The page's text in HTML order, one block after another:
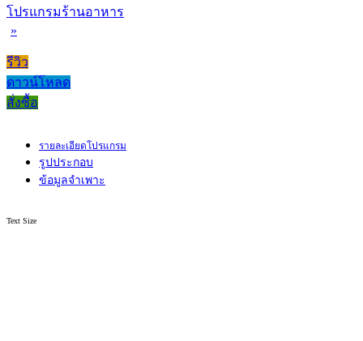
โปรแกรมร้านอาหาร
»
รีวิว
ดาวน์โหลด
สั่งซื้อ
รายละเอียดโปรแกรม
รูปประกอบ
ข้อมูลจำเพาะ
Text Size